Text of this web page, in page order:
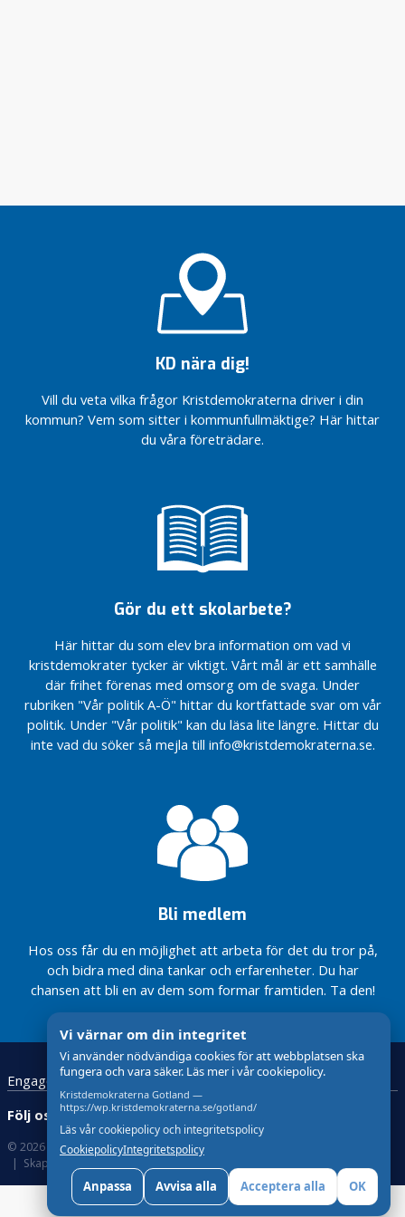
KD nära dig!
Vill du veta vilka frågor Kristdemokraterna driver i din
kommun? Vem som sitter i kommunfullmäktige? Här hittar
du våra företrädare.
Gör du ett skolarbete?
Här hittar du som elev bra information om vad vi
kristdemokrater tycker är viktigt. Vårt mål är ett samhälle
där frihet förenas med omsorg om de svaga. Under
rubriken "Vår politik A-Ö" hittar du kortfattade svar om vår
politik. Under "Vår politik" kan du läsa lite längre. Hittar du
inte vad du söker så mejla till info@kristdemokraterna.se.
Bli medlem
Hos oss får du en möjlighet att arbeta för det du tror på,
och bidra med dina tankar och erfarenheter. Du har
chansen att bli en av dem som formar framtiden. Ta den!
Engagera dig Kontakt Startsida
GDPR
Följ oss:
© 2026 Kristdemokraterna
Om Cookies
Skapad med
Vi värnar om din integritet
Vi använder nödvändiga cookies för att webbplatsen ska
fungera och vara säker. Läs mer i vår cookiepolicy.
Kristdemokraterna Gotland —
https://wp.kristdemokraterna.se/gotland/
Läs vår cookiepolicy och integritetspolicy
CookiepolicyIntegritetspolicy
Anpassa Avvisa alla Acceptera alla OK